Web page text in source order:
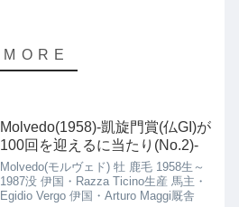
Molvedo(1958)-凱旋門賞(仏GI)が
100回を迎えるに当たり(No.2)-
Molvedo(モルヴェド) 牡 鹿毛 1958生～
1987没 伊国・Razza Ticino生産 馬主・
Egidio Vergo 伊国・Arturo Maggi厩舎